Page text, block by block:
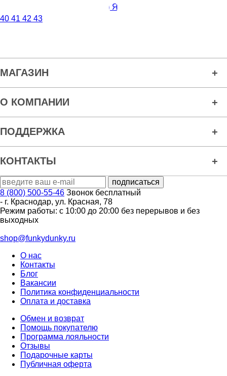
40 41 42 43
МАГАЗИН
О КОМПАНИИ
ПОДДЕРЖКА
КОНТАКТЫ
8 (800) 500-55-46 Звонок бесплатный
- г. Краснодар, ул. Красная, 78
Режим работы: с 10:00 до 20:00 без перерывов и без
выходных
shop@funkydunky.ru
О нас
Контакты
Блог
Вакансии
Политика конфиденциальности
Оплата и доставка
Обмен и возврат
Помощь покупателю
Программа лояльности
Отзывы
Подарочные карты
Публичная оферта